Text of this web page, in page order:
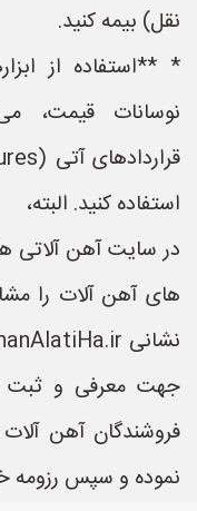
نقل) بیمه کنید.
* **استفاده از
نوسانات قیمت،
استفاده کنید. البته،
در سایت آهن آلاتی
های آهن آلات را
جهت معرفی و ثبت
فروشندگان آهن
نموده و سپس رزومه